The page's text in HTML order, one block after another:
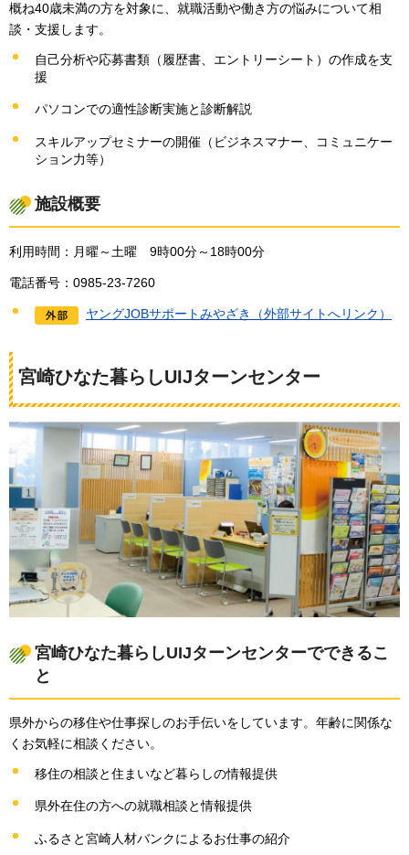
概ね40歳未満の方を対象に、就職活動や働き方の悩みについて相
談・支援します。
自己分析や応募書類（履歴書、エントリーシート）の作成を支
援
パソコンでの適性診断実施と診断解説
スキルアップセミナーの開催（ビジネスマナー、コミュニケー
ション力等）
施設概要
利用時間：月曜～土曜 9時00分～18時00分
電話番号：0985-23-7260
ヤングJOBサポートみやざき（外部サイトへリンク）
宮崎ひなた暮らしUIJターンセンター
宮崎ひなた暮らしUIJターンセンターでできるこ
と
県外からの移住や仕事探しのお手伝いをしています。年齢に関係な
くお気軽に相談ください。
移住の相談と住まいなど暮らしの情報提供
県外在住の方への就職相談と情報提供
ふるさと宮崎人材バンクによるお仕事の紹介